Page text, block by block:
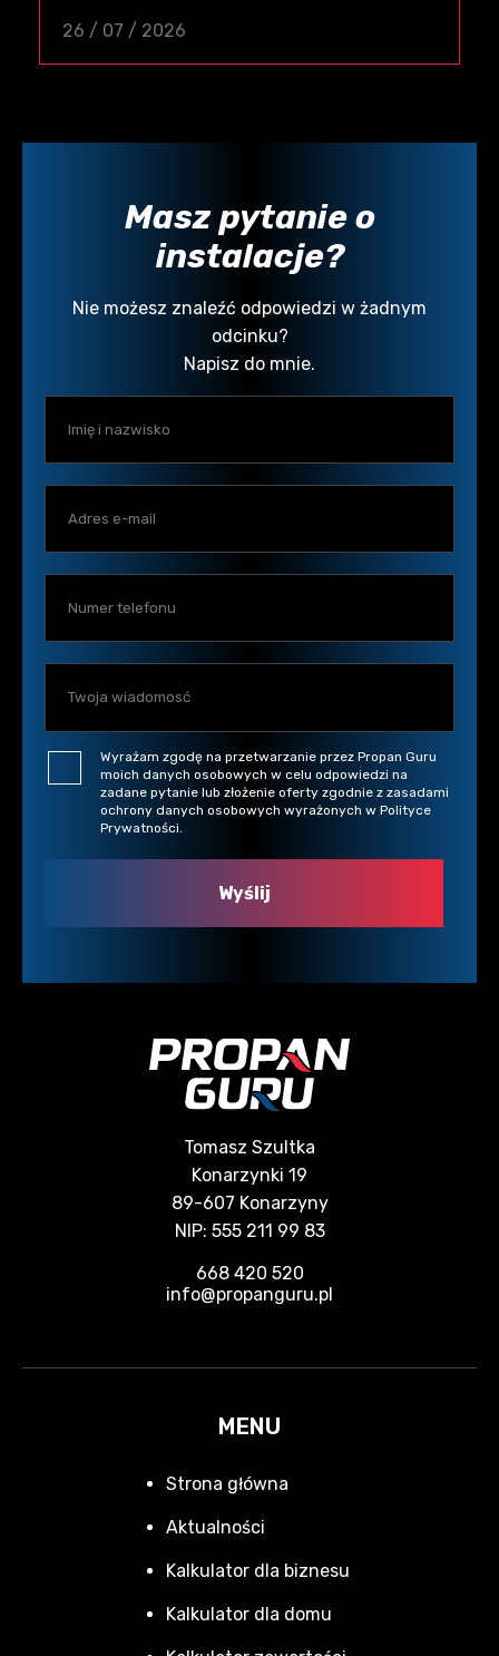
26 / 07 / 2026
Masz pytanie o
instalacje?
Nie możesz znaleźć odpowiedzi w żadnym
odcinku?
Napisz do mnie.
Wyrażam zgodę na przetwarzanie przez Propan Guru
moich danych osobowych w celu odpowiedzi na
zadane pytanie lub złożenie oferty zgodnie z zasadami
ochrony danych osobowych wyrażonych w Polityce
Prywatności.
Tomasz Szultka
Konarzynki 19
89-607 Konarzyny
NIP: 555 211 99 83
668 420 520
info@propanguru.pl
MENU
Strona główna
Aktualności
Kalkulator dla biznesu
Kalkulator dla domu